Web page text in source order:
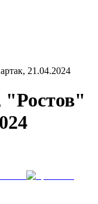
21.04.2024